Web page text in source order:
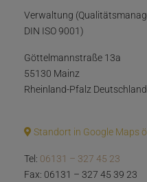
Verwaltung
DIN ISO 9001)
Göttelmannstraße 13a
55130 Mainz
Rheinland-Pfalz Deutschland
Standort in Google Maps
Tel: 06131 – 327 45 23
Fax: 06131 – 327 45 39 23